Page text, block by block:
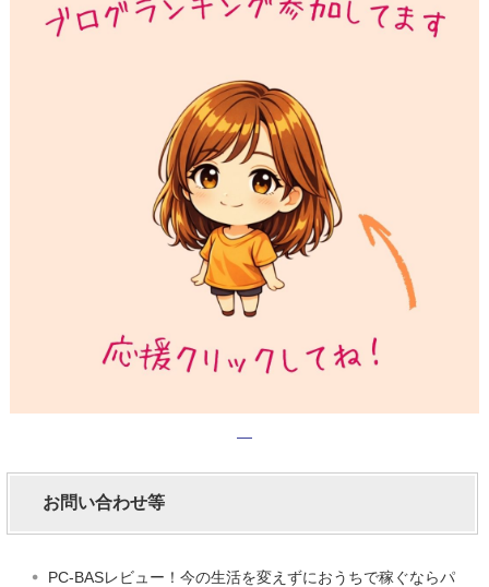
お問い合わせ等
PC-BASレビュー！今の生活を変えずにおうちで稼ぐならパ